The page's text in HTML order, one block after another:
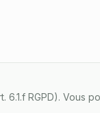
RGPD). Vous